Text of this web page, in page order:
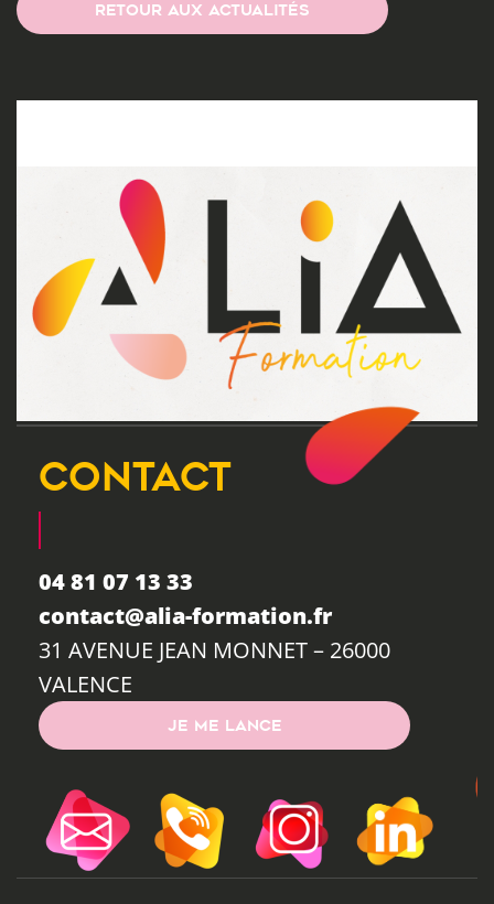
RETOUR AUX ACTUALITÉS
CONTACT
04 81 07 13 33
contact@alia-formation.fr
31 AVENUE JEAN MONNET – 26000
VALENCE
JE ME LANCE